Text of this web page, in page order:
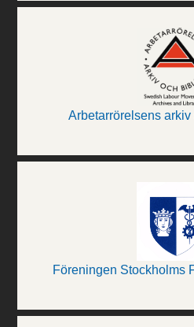
Arbetarrörelsens
Föreningen Stockholms